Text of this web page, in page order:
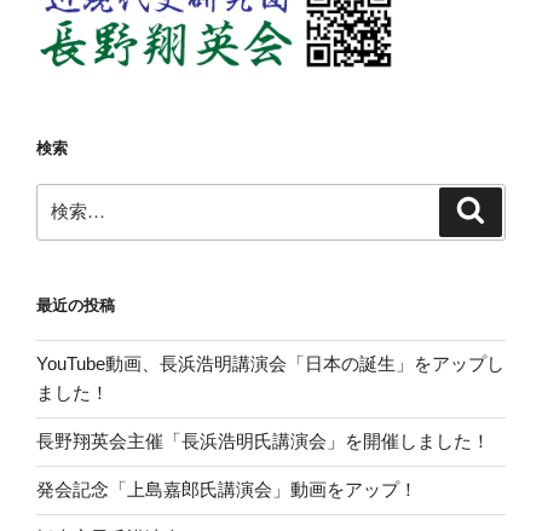
検索
索:
最近の投稿
YouTube動画、長浜浩明講演会「日本の誕生」をアップし
ました！
長野翔英会主催「長浜浩明氏講演会」を開催しました！
発会記念「上島嘉郎氏講演会」動画をアップ！